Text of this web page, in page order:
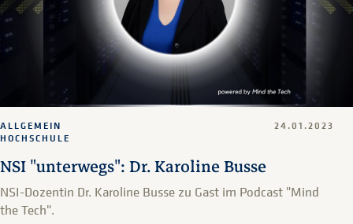
NSI "unterwegs": Dr. Karoline Busse
ALLGEMEIN
HOCHSCHULE
24.01.2023
NSI-Dozentin Dr. Karoline Busse zu Gast im Podcast "Mind
the Tech".